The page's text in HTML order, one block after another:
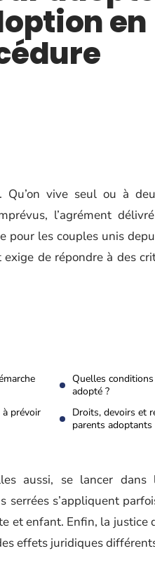
en
vive seul ou à
l’agrément
pour les couples unis
de répondre à des
Quelles
adopté ?
à prévoir
Droits, devoirs et
parents adoptants
aussi, se lancer
s’appliquent
et enfant. Enfin, la justice
effets juridiques